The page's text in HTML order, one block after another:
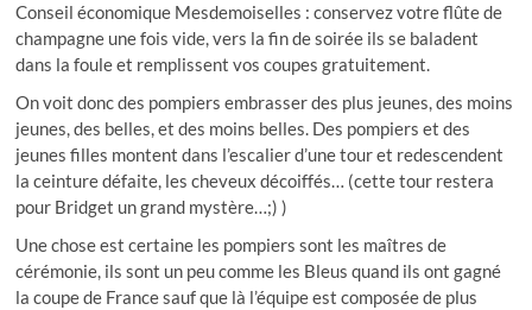
Conseil économique Mesdemoiselles : conservez votre flûte de
champagne une fois vide, vers la fin de soirée ils se baladent
dans la foule et remplissent vos coupes gratuitement.
On voit donc des pompiers embrasser des plus jeunes, des moins
jeunes, des belles, et des moins belles. Des pompiers et des
jeunes filles montent dans l’escalier d’une tour et redescendent
la ceinture défaite, les cheveux décoiffés… (cette tour restera
pour Bridget un grand mystère…;) )
Une chose est certaine les pompiers sont les maîtres de
cérémonie, ils sont un peu comme les Bleus quand ils ont gagné
la coupe de France sauf que là l’équipe est composée de plus